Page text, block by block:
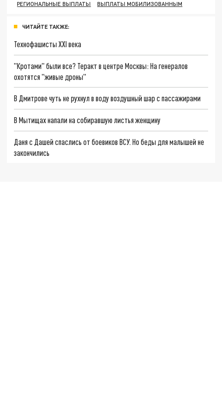
РЕГИОНАЛЬНЫЕ ВЫПЛАТЫ
ВЫПЛАТЫ МОБИЛИЗОВАННЫМ
ЧИТАЙТЕ ТАКЖЕ:
Технофашисты XXI века
"Кротами" были все? Теракт в центре Москвы: На генералов
охотятся "живые дроны"
В Дмитрове чуть не рухнул в воду воздушный шар с пассажирами
В Мытищах напали на собиравшую листья женщину
Даня с Дашей спаслись от боевиков ВСУ. Но беды для малышей не
закончились